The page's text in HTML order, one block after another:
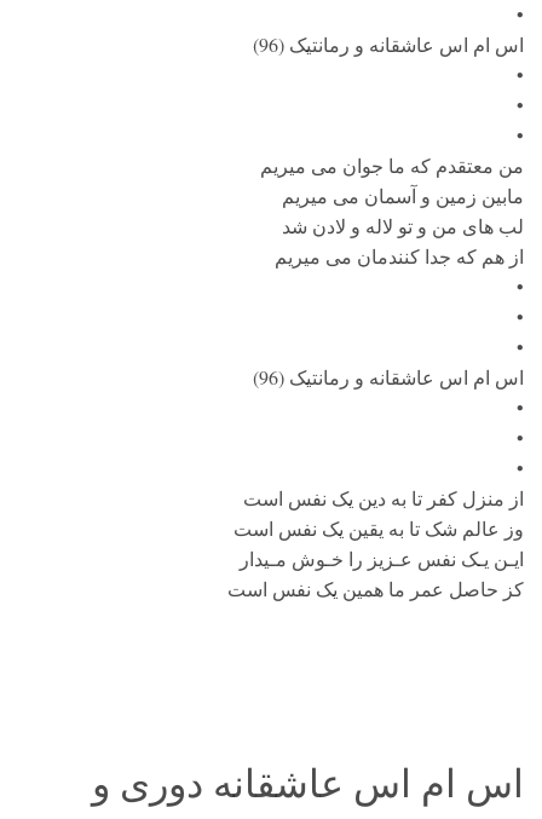
•
اس ام اس عاشقانه و رمانتیک (96)
•
•
•
من معتقدم که ما جوان می میریم
مابین زمین و آسمان می میریم
لب های من و تو لاله و لادن شد
از هم که جدا کنندمان می میریم
•
•
•
اس ام اس عاشقانه و رمانتیک (96)
•
•
•
از منزل کفر تا به دین یک نفس است
وز عالم شک تا به یقین یک نفس است
ایـن یـک نفس عـزیز را خـوش مـیدار
کز حاصل عمر ما همین یک نفس است
اس ام اس عاشقانه دوری و